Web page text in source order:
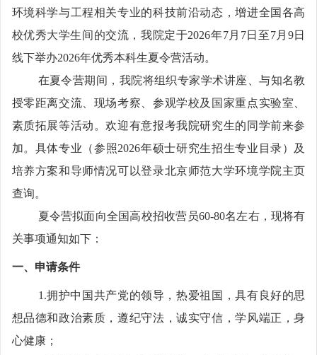
环境科学与工程相关专业的科技前沿动态，增进全国各高
校优秀大学生间的交流，我院定于2026年7月 7日至7月 9日
线下举办2026年优秀本科生夏令营活动。
在夏令营期间，我院将组织专家学术讲座、与知名教
授零距离交流、现场考察、参观学校及国家重点实验室、
素质拓展等活动。欢迎有意报考我院研究生的同学前来参
加。具体专业（参照2026年硕士研究生招生专业目录）及
培养方案和导师情况可以登录北京师范大学环境学院主页
查询。
夏令营拟面向全国高校招收营员60-80名左右，现将有
关事项通知如下：
一、申请条件
1.拥护中国共产党的领导，热爱祖国，具有良好的思
想品德和政治素质，遵纪守法，诚实守信，学风端正，身
心健康；